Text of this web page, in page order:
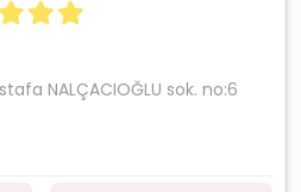
NALÇACIOĞLU sok. no:6